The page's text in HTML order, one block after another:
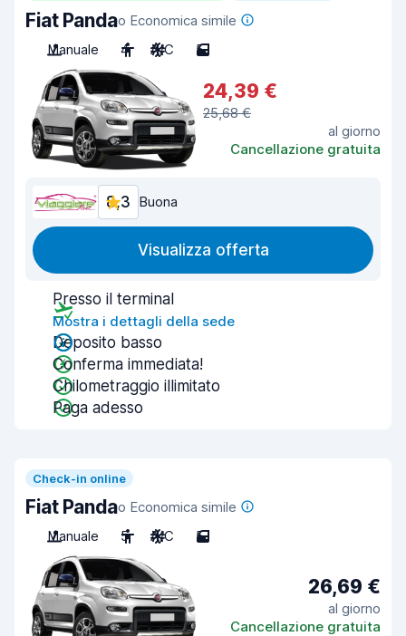
Fiat Pandao Economica simile
Manuale
4 A/C 5
24,39 €
25,68 €
al giorno
Cancellazione gratuita
8,3 Buona
Visualizza offerta
Presso il terminal
Mostra i dettagli della sede
Deposito basso
Conferma immediata!
Chilometraggio illimitato
Paga adesso
Check-in online
Fiat Pandao Economica simile
Manuale
5 A/C 5
26,69 €
al giorno
Cancellazione gratuita